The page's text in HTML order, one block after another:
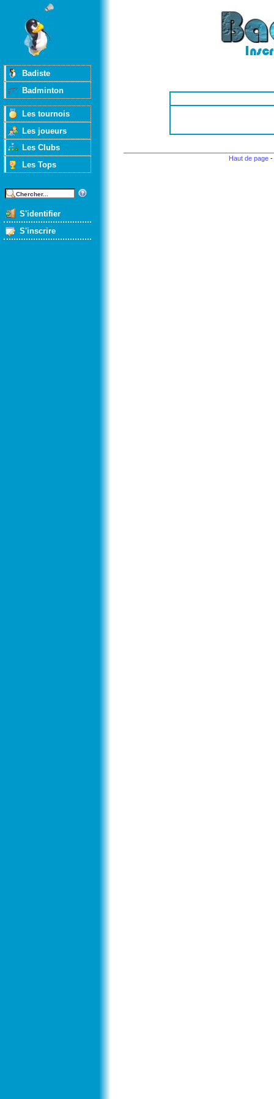
Badiste
Badminton
Les tournois
Les joueurs
Les Clubs
Les Tops
S'identifier
S'inscrire
Haut de page